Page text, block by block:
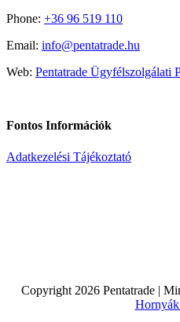
Phone: +36 96 519 110
Email: info@pentatrade.hu
Web: Pentatrade Ügyfélszolgálati
Fontos Információk
Adatkezelési Tájékoztató
Copyright 2026 Pentatrade |